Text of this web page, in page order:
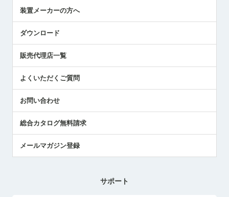
採用情報
国/地域/言語
エアマイクロセンサ製品
メトロールの技術
社員ブログ
中小企業のBCP地震対策
センサのテクニカルガイド
社長ブログ
装置メーカーの方へ
ダウンロード
販売代理店一覧
よくいただくご質問
お問い合わせ
総合カタログ無料請求
メールマガジン登録
サポート